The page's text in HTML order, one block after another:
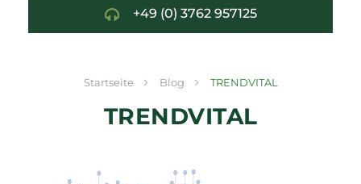
+49 (0) 3762 957125
Startseite Blog TRENDVITAL
TRENDVITAL